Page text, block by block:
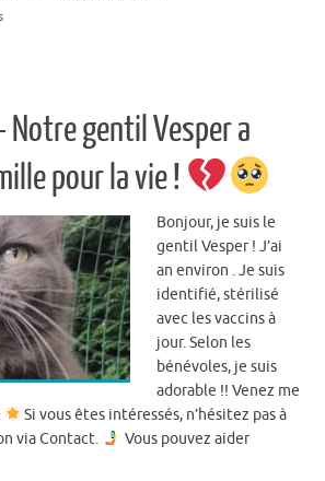
Notre gentil Vesper a
pour la vie !
Bonjour, je suis le
gentil Vesper ! J’ai ​
an environ . Je suis
identifié, stérilisé
avec les vaccins à
jour. Selon les
bénévoles, je suis
adorable !! Venez me
Si vous êtes intéressés, n’hésitez pas à
via Contact.
Vous pouvez aider